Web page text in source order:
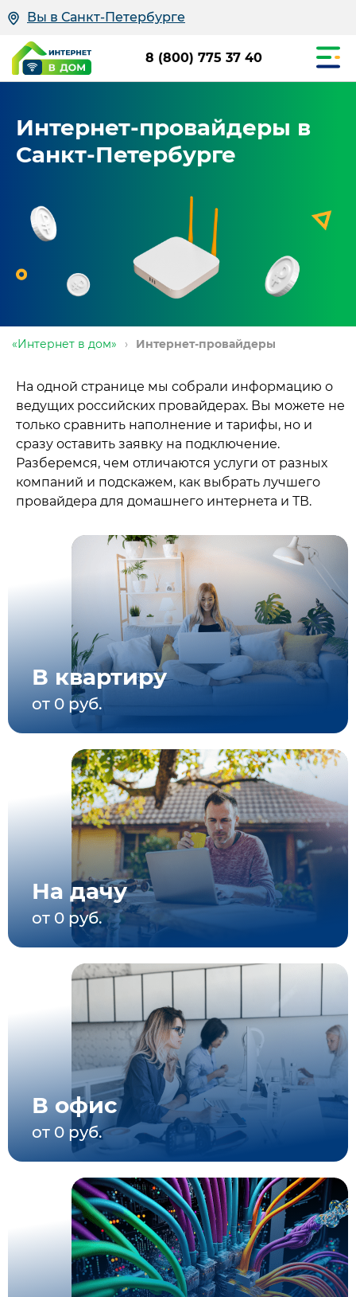
Вы в Санкт-Петербурге
8 (800) 775 37 40
Интернет-провайдеры в
Санкт-Петербурге
«Интернет в дом» › Интернет-провайдеры
На одной странице мы собрали информацию о
ведущих российских провайдерах. Вы можете не
только сравнить наполнение и тарифы, но и
сразу оставить заявку на подключение.
Разберемся, чем отличаются услуги от разных
компаний и подскажем, как выбрать лучшего
провайдера для домашнего интернета и ТВ.
В квартиру
от 0 руб.
На дачу
от 0 руб.
В офис
от 0 руб.